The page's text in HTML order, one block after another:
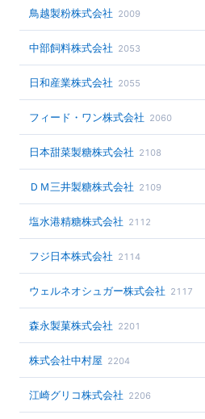
鳥越製粉株式会社 2009
中部飼料株式会社 2053
日和産業株式会社 2055
フィード・ワン株式会社 2060
日本甜菜製糖株式会社 2108
ＤＭ三井製糖株式会社 2109
塩水港精糖株式会社 2112
フジ日本株式会社 2114
ウェルネオシュガー株式会社 2117
森永製菓株式会社 2201
株式会社中村屋 2204
江崎グリコ株式会社 2206